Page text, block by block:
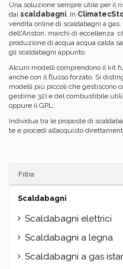
Una soluzione sempre utile per il
dai scaldabagni. In
vendita online di scaldabagni a
dell'Ariston, marchi di eccellenza
produzione di acqua acqua calda
gli scaldabagni appunto.
Alcuni modelli comprendono il kit
anche con il flusso forzato. Si
modelli più piccoli che gestiscono
gestirne 32) e del combustibile
oppure il GPL.
Individua tra le proposte di
te e procedi all’acquisto
Filtra
Scaldabagni
Scaldabagni elettrici
Scaldabagni a legna
Scaldabagni a gas